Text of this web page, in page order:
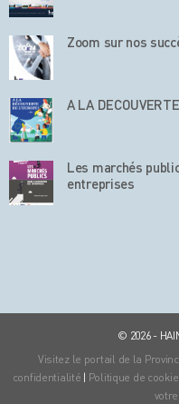
Zoom sur nos
A LA
Les marchés
entreprises
© 2026 -
Visitez le portail de la
confidentialité | Politique de